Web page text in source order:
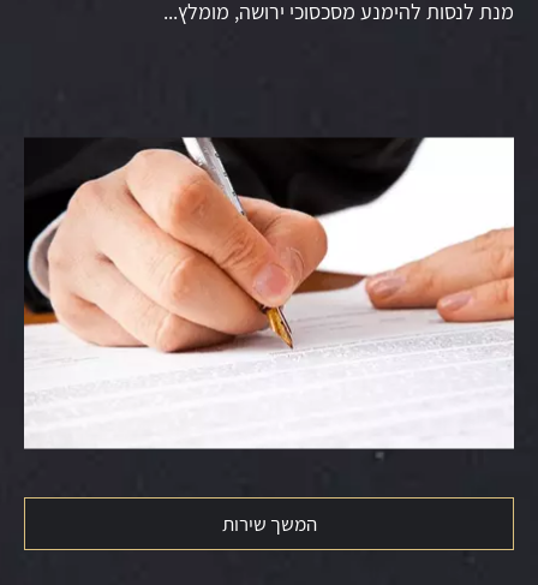
מנת לנסות להימנע מסכסוכי ירושה, מומלץ...
המשך שירות